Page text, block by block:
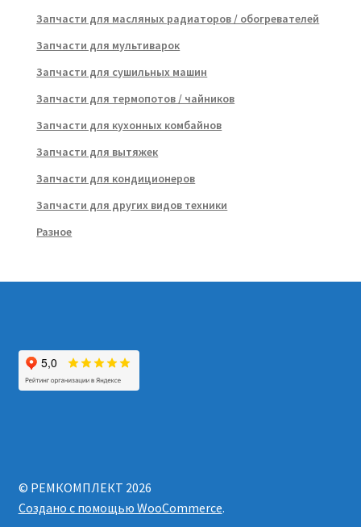
Запчасти для масляных радиаторов / обогревателей
Запчасти для мультиварок
Запчасти для сушильных машин
Запчасти для термопотов / чайников
Запчасти для кухонных комбайнов
Запчасти для вытяжек
Запчасти для кондиционеров
Запчасти для других видов техники
Разное
© РЕМКОМПЛЕКТ 2026
Создано с помощью WooCommerce.